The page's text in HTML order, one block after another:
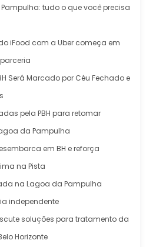
tudo o que você precisa
iFood com a Uber começa em
Será Marcado por Céu Fechado e
pela PBH para retomar
da Pampulha
em BH e reforça
na Pista
na Lagoa da Pampulha
independente
soluções para tratamento da
Horizonte